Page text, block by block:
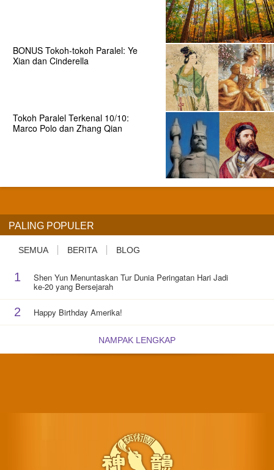
BONUS Tokoh-tokoh Paralel: Ye
Xian dan Cinderella
Tokoh Paralel Terkenal 10/10:
Marco Polo dan Zhang Qian
PALING POPULER
SEMUA BERITA BLOG
1 Shen Yun Menuntaskan Tur Dunia Peringatan Hari Jadi
ke-20 yang Bersejarah
2 Happy Birthday Amerika!
NAMPAK LENGKAP